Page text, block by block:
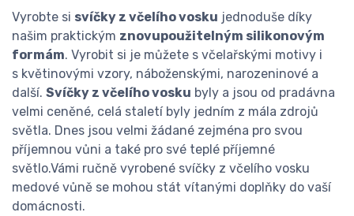
Vyrobte si svíčky z včelího vosku jednoduše díky
našim praktickým znovupoužitelným silikonovým
formám. Vyrobit si je můžete s včelařskými motivy i
s květinovými vzory, náboženskými, narozeninové a
další. Svíčky z včelího vosku byly a jsou od pradávna
velmi ceněné, celá staletí byly jedním z mála zdrojů
světla. Dnes jsou velmi žádané zejména pro svou
příjemnou vůni a také pro své teplé příjemné
světlo.Vámi ručně vyrobené svíčky z včelího vosku
medové vůně se mohou stát vítanými doplňky do vaší
domácnosti.